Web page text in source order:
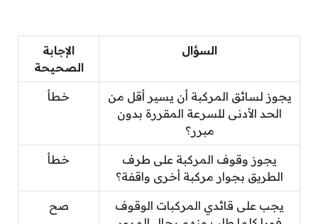
السؤال
الإجابة
الصحيحة
يجوز لسائق المركبة أن يسير أقل من
الحد الأدنى للسرعة المقررة بدون
مبرر؟
خطأ
يجوز وقوف المركبة على طرف
الطريق بجوار مركبة أخرى واقفة؟
خطأ
يجب على قائدي المركبات الوقوف
صح